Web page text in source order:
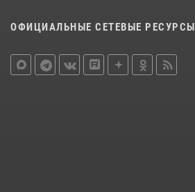
ОФИЦИАЛЬНЫЕ СЕТЕВЫЕ РЕСУРСЫ